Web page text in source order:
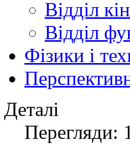
Відділ
Відділ
Фізики і
Деталі
Перегляди: